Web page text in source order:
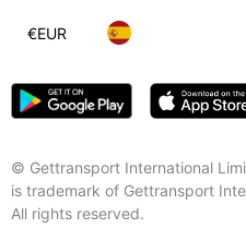
© Gettransport International
is trademark of Gettransport
All rights reserved.
€EUR